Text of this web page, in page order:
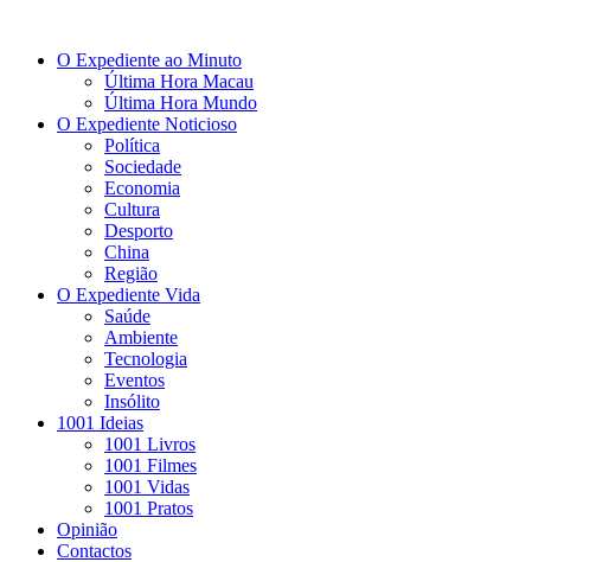
O Expediente ao Minuto
Última Hora Macau
Última Hora Mundo
O Expediente Noticioso
Política
Sociedade
Economia
Cultura
Desporto
China
Região
O Expediente Vida
Saúde
Ambiente
Tecnologia
Eventos
Insólito
1001 Ideias
1001 Livros
1001 Filmes
1001 Vidas
1001 Pratos
Opinião
Contactos